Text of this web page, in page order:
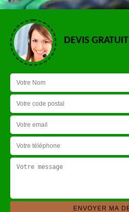
DEVIS GRATUIT